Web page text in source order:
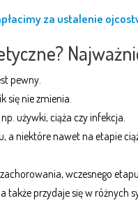
za ustalenie
pewny.
się nie zmienia.
używki, ciąża czy infekcja.
a niektóre nawet na etapie
wczesnego
przydaje się w różnych